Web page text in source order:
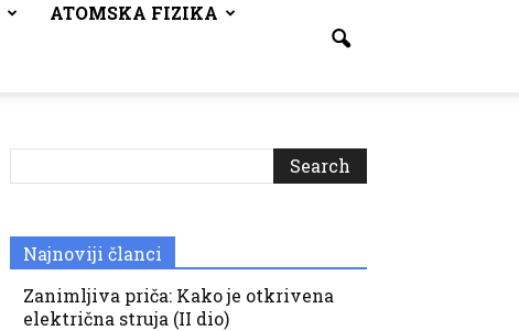
ATOMSKA FIZIKA
Najnoviji članci
Zanimljiva priča: Kako je otkrivena
električna struja (II dio)